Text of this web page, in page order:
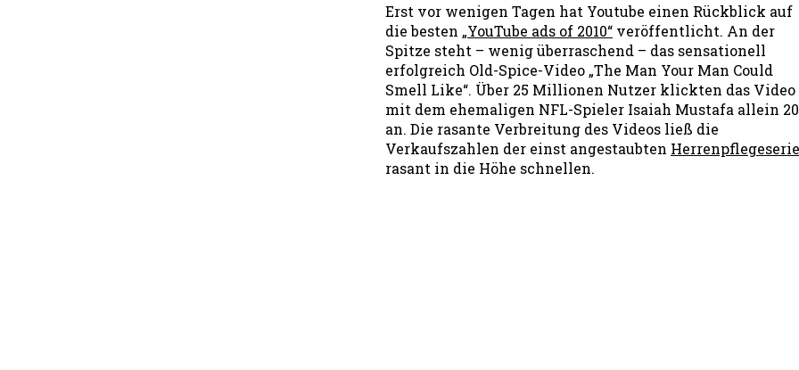
Erst vor wenigen Tagen hat Youtube einen Rückblick auf
die besten „YouTube ads of 2010“ veröffentlicht. An der
Spitze steht – wenig überraschend – das sensationell
erfolgreich Old-Spice-Video „The Man Your Man Could
Smell Like“. Über 25 Millionen Nutzer klickten das Video
mit dem ehemaligen NFL-Spieler Isaiah Mustafa allein
an. Die rasante Verbreitung des Videos ließ die
Verkaufszahlen der einst angestaubten Herrenpflegeserie
rasant in die Höhe schnellen.